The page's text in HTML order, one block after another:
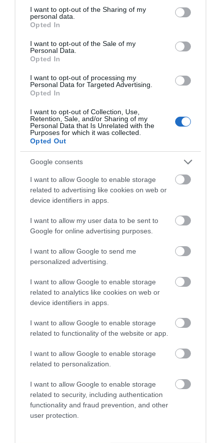
not limited to your visit or usage behaviour. You may click to
grant or deny consent to Google and its third-party tags to
use your data for below specified purposes in below Google
consent section.
I want to opt-out of the Sharing of my
personal data.
Opted In
I want to opt-out of the Sale of my
Personal Data.
Opted In
I want to opt-out of processing my
Personal Data for Targeted Advertising.
Opted In
I want to opt-out of Collection, Use,
Retention, Sale, and/or Sharing of my
Personal Data that Is Unrelated with the
Purposes for which it was collected.
Opted Out
Google consents
I want to allow Google to enable storage
related to advertising like cookies on web or
device identifiers in apps.
I want to allow my user data to be sent to
Google for online advertising purposes.
I want to allow Google to send me
personalized advertising.
I want to allow Google to enable storage
related to analytics like cookies on web or
device identifiers in apps.
I want to allow Google to enable storage
related to functionality of the website or app.
I want to allow Google to enable storage
related to personalization.
I want to allow Google to enable storage
related to security, including authentication
functionality and fraud prevention, and other
user protection.
Παιδί
ΣΧΕΤΙΚΆ ΠΡΟΪΌΝΤΑ
Vencil Baby Liquid Powder 100ml Υγρή Βρεφική
Πούδρα
Διαθέσιμο
11,40 €